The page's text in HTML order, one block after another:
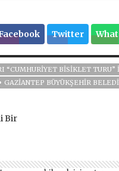
Twitter
“CUMHURİYET BİSİKLET TURU”
GAZIANTEP BÜYÜKŞEHIR
Bir